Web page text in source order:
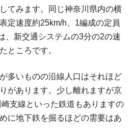
てみます。同じ神奈川県内の横
定速度約25km/h、1編成の定員
、新交通システムの3分の2の速
ところです。
多いものの沿線人口はそれほど
があります。少し離れますが京
支線といった鉄道もありますの
に地下鉄を掘るほどの需要はあ